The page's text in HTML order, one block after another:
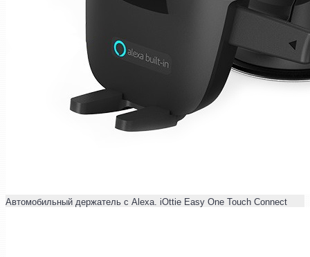
Автомобильный держатель с Alexa. iOttie Easy One Touch Connect